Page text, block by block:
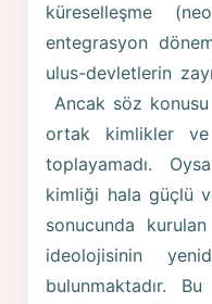
küreselleşme
entegrasyon
ulus-devletlerin
Ancak söz
ortak kimlikler
toplayamadı.
kimliği hala güçlü
sonucunda
ideolojisinin
bulunmaktadır.